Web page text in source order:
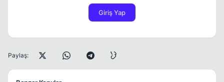
Giriş Yap
Paylaş: